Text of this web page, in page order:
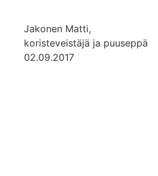
Jakonen Matti,
koristeveistäjä ja puuseppä
02.09.2017